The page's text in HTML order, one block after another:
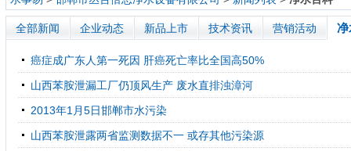
全部新闻 企业动态 新品上市 技术资讯 营销活动 净
癌症成广东人第一死因 肝癌死亡率比全国高50%
山西苯胺泄漏工厂仍顶风生产 废水直排浊漳河
2013年1月5日邯郸市水污染
山西苯胺泄露两省监测数据不一 或存其他污染源